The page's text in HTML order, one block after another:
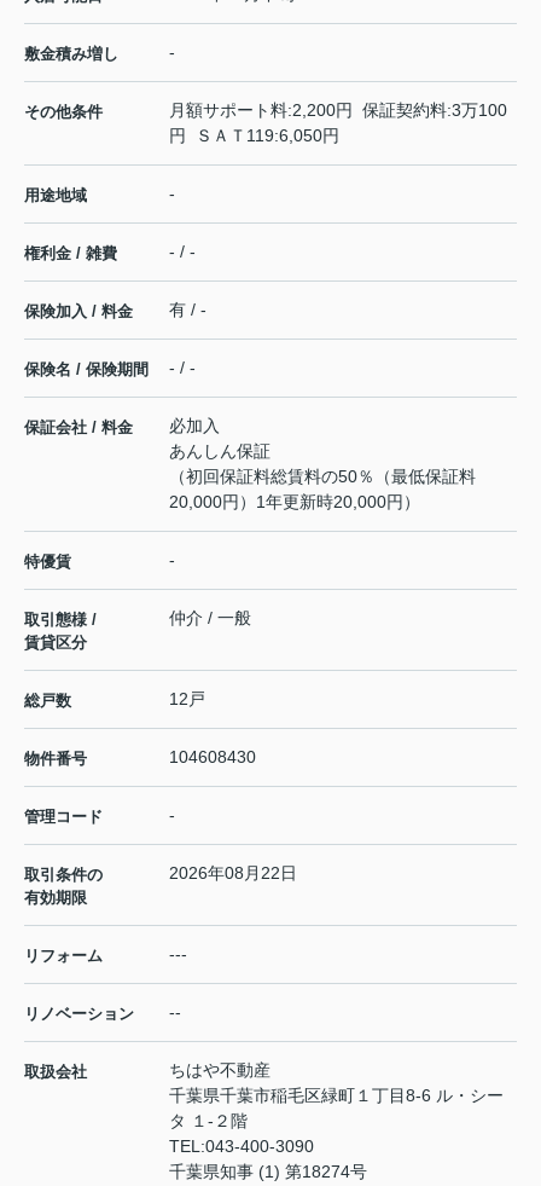
敷金積み増し -
その他条件
月額サポート料:2,200円 保証契約料:3万100
円 ＳＡＴ119:6,050円
用途地域 -
権利金 / 雑費 - / -
保険加入 / 料金 有 / -
保険名 / 保険期間 - / -
保証会社 / 料金
必加入
あんしん保証
（初回保証料総賃料の50％（最低保証料
20,000円）1年更新時20,000円）
特優賃 -
取引態様 /
賃貸区分
仲介 / 一般
総戸数 12戸
物件番号 104608430
管理コード -
取引条件の
有効期限
2026年08月22日
リフォーム ---
リノベーション --
取扱会社
ちはや不動産
千葉県千葉市稲毛区緑町１丁目8-6 ル・シー
タ １-２階
TEL:043-400-3090
千葉県知事 (1) 第18274号